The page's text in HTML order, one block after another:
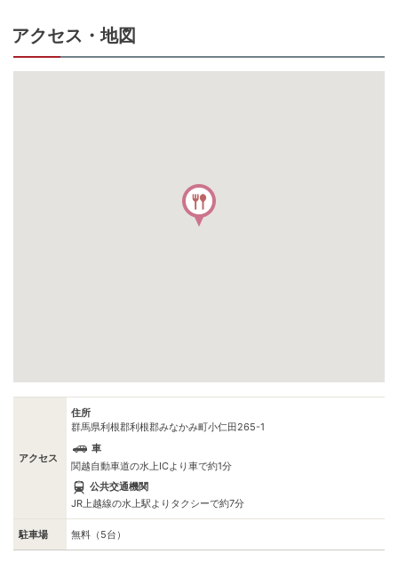
アクセス・地図
アクセス
住所
群馬県利根郡利根郡みなかみ町小仁田265-1
車
関越自動車道の水上ICより車で約1分
公共交通機関
JR上越線の水上駅よりタクシーで約7分
駐車場 無料（5台）